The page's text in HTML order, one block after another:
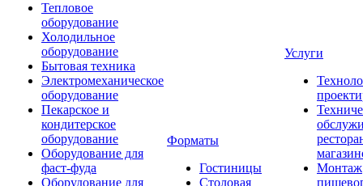
Тепловое
оборудование
Холодильное
оборудование
Бытовая техника
Электромеханическое
оборудование
Пекарское и
кондитерское
оборудование
Оборудование для
фаст-фуда
Оборудование для
Форматы
Гостиницы
Столовая
Услуги
Монтаж